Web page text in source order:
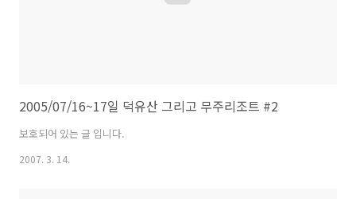
2005/07/16~17일 덕유산 그리고 무주리조트 #2
보호되어 있는 글 입니다.
2007. 3. 14.